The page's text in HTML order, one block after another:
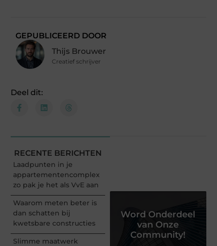
GEPUBLICEERD DOOR
Thijs Brouwer
Creatief schrijver
Deel dit:
RECENTE BERICHTEN
Laadpunten in je
appartementencomplex
zo pak je het als VvE aan
Waarom meten beter is
dan schatten bij
kwetsbare constructies
Slimme maatwerk
Word Onderdeel
van Onze
Community!